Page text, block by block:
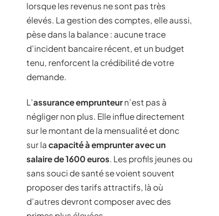
lorsque les revenus ne sont pas très
élevés. La gestion des comptes, elle aussi,
pèse dans la balance : aucune trace
d’incident bancaire récent, et un budget
tenu, renforcent la crédibilité de votre
demande.
L’assurance emprunteurn’est pas à
négliger non plus. Elle influe directement
sur le montant de la mensualité et donc
sur lacapacité à emprunter avec un
salaire de 1600 euros. Les profils jeunes ou
sans souci de santé se voient souvent
proposer des tarifs attractifs, là où
d’autres devront composer avec des